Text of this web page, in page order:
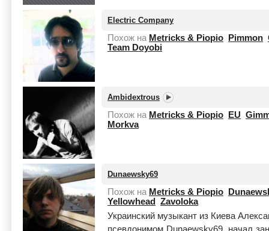
Electric Company
Похож на Metricks & Piopio Pimmon
Team Doyobi
Ambidextrous
Похож на Metricks & Piopio EU
Morkva
Dunaewsky69
Похож на Metricks & Piopio
Yellowhead
Zavoloka
Украинский музыкант из Киева